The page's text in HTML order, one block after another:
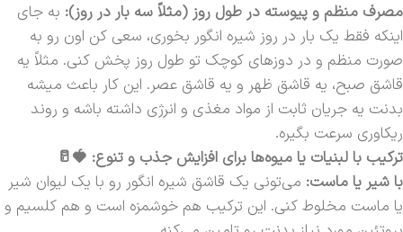
مصرف منظم و پیوسته در طول روز (مثلاً سه بار در روز): به جای
اینکه فقط یک بار در روز شیره انگور بخوری، سعی کن اون رو به
صورت منظم و در دوزهای کوچک تو طول روز پخش کنی. مثلاً یه
قاشق صبح، یه قاشق ظهر و یه قاشق عصر. این کار باعث میشه
بدنت یه جریان ثابت از مواد مغذی و انرژی داشته باشه و روند
ریکاوری سرعت بگیره.
ترکیب با لبنیات یا میوه‌ها برای افزایش جذب و تنوع: 🍓🥛
با شیر یا ماست: می‌تونی یک قاشق شیره انگور رو با یک لیوان شیر
یا ماست مخلوط کنی. این ترکیب هم خوشمزه است و هم کلسیم و